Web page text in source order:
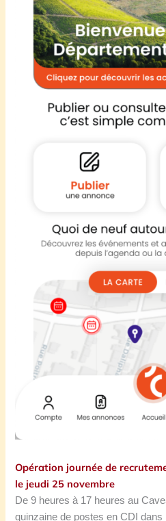
Opération journée de
le jeudi 25 novembre
De 9 heures à 17 heures au
quinzaine de postes en CDI dans